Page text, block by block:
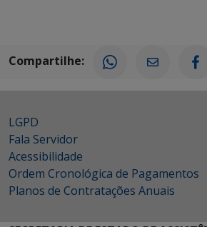
Compartilhe:
LGPD
Fala Servidor
Acessibilidade
Ordem Cronológica de Pagamentos
Planos de Contratações Anuais